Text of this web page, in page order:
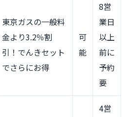
東京ガスの一般料
金より3.2％割
引！でんきセット
でさらにお得
可
能
8営
業日
以上
前に
予約
要
4営